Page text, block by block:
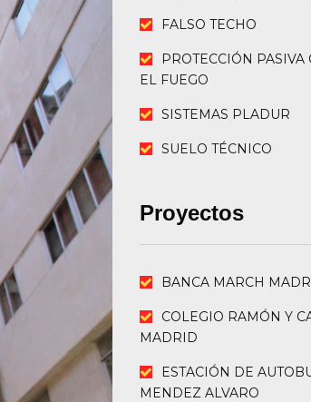
FALSO TECHO
PROTECCIÓN PASIVA
EL FUEGO
SISTEMAS PLADUR
SUELO TÉCNICO
Proyectos
BANCA MARCH
COLEGIO RAMÓN Y
MADRID
ESTACIÓN DE
MENDEZ ALVARO